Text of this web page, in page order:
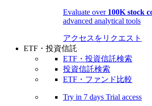
Evaluate over 100K stock
advanced analytical tools
アクセスをリクエスト
ETF・投資信託
ETF・投資信託検索
投資信託検索
ETF・ファンド比較
Try in 7 days Trial access